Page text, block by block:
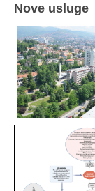
Nove usluge